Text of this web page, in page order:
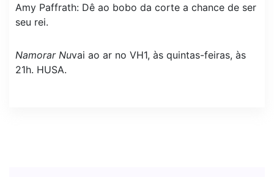
Amy Paffrath: Dê ao bobo da corte a chance de ser
seu rei.
Namorar Nuvai ao ar no VH1, às quintas-feiras, às
21h. HUSA.